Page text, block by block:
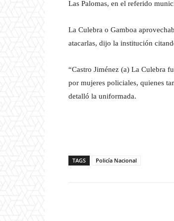
Las Palomas, en el referido
La Culebra o Gamboa
atacarlas, dijo la institución
“Castro Jiménez (a) La Culebra
por mujeres policiales, quienes
detalló la uniformada.
TAGS Policía Nacional